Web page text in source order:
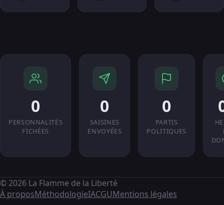
0
PERSONNALITÉS
FICHÉES
0
SAISINES
ENVOYÉES
0
PARTIS
POLITIQUES
© 2026 La Flamme de la Liberté
À proposMéthodologieIACGUMentions légales